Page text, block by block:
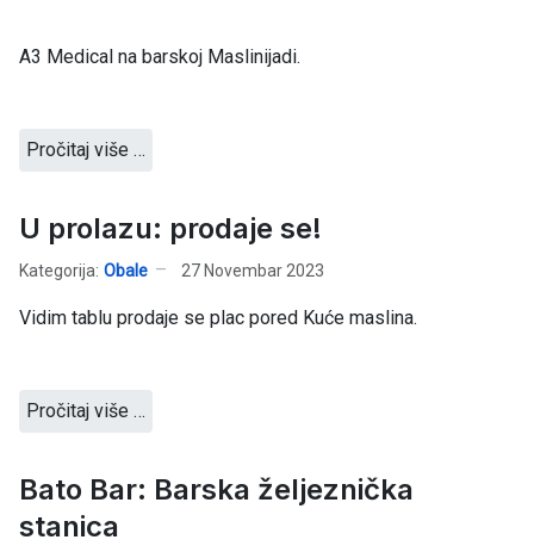
A3 Medical na barskoj Maslinijadi.
Pročitaj više …
U prolazu: prodaje se!
Kategorija: Obale 27 Novembar 2023
Vidim tablu prodaje se plac pored Kuće maslina.
Pročitaj više …
Bato Bar: Barska željeznička
stanica